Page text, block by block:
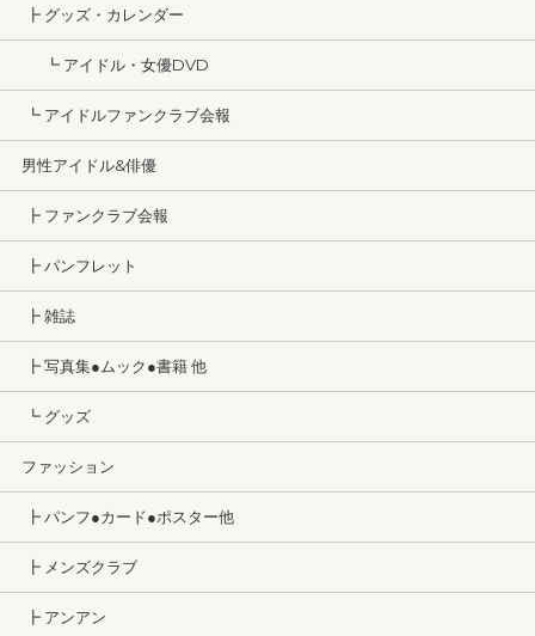
┣ グッズ・カレンダー
┗ アイドル・女優DVD
┗ アイドルファンクラブ会報
男性アイドル&俳優
┣ ファンクラブ会報
┣ パンフレット
┣ 雑誌
┣ 写真集●ムック●書籍 他
┗ グッズ
ファッション
┣ パンフ●カード●ポスター他
┣ メンズクラブ
┣ アンアン